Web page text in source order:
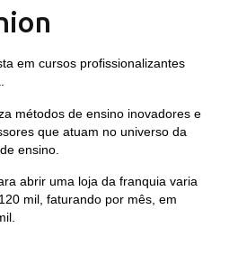
em cursos profissionalizantes
métodos de ensino inovadores e
que atuam no universo da
ensino.
abrir uma loja da franquia varia
mil, faturando por mês, em